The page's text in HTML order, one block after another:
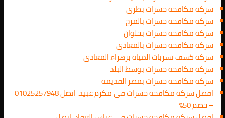
شركة مكافحة حشرات بطرى
شركة مكافحة حشرات بالمرج
شركة مكافحة حشرات بحلوان
شركة مكافحة حشرات بالمعادى
شركة كشف تسربات المياه بزهراء المعادى
شركة مكافحة حشرات بوسط البلد
شركة مكافحة حشرات بمصر القديمة
افضل شركة مكافحة حشرات فى مكرم عبيد: اتصل 01025257948
– خصم 50%